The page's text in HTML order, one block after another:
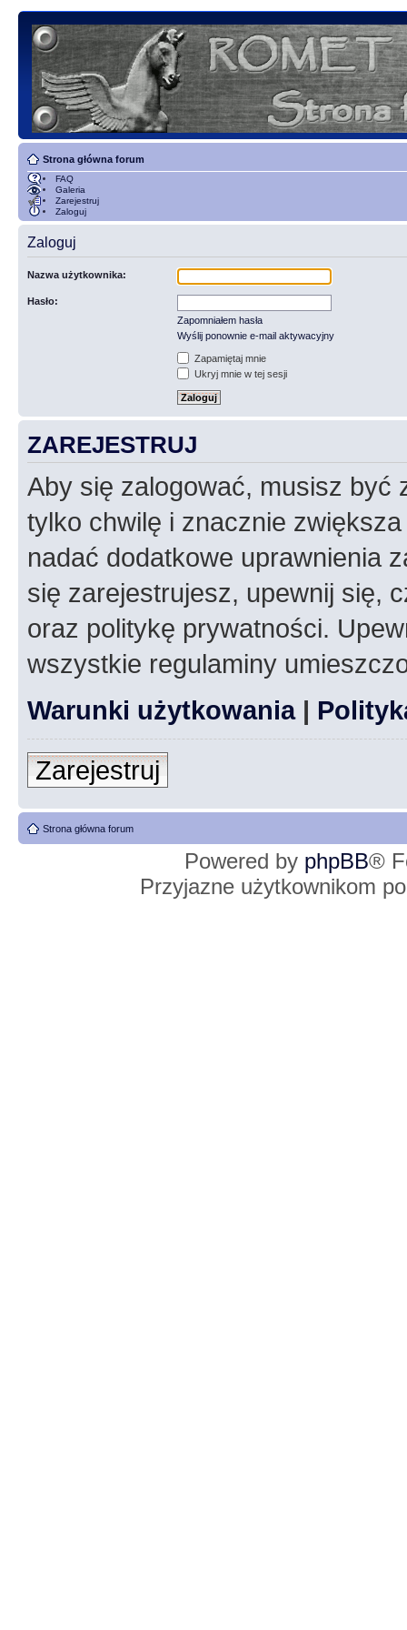
Strona główna forum
FAQ
Galeria
Zarejestruj
Zaloguj
Zaloguj
Nazwa użytkownika:
Hasło:
Zapomniałem hasła
Wyślij ponownie e-mail aktywacyjny
Zapamiętaj mnie
Ukryj mnie w tej sesji
ZAREJESTRUJ
Aby się zalogować, musisz być
tylko chwilę i znacznie
nadać dodatkowe uprawnienia
się zarejestrujesz, upewnij się,
oraz politykę prywatności.
wszystkie regulaminy
Warunki użytkowania|
Zarejestruj
Strona główna forum
Powered by phpBB®
Przyjazne użytkownikom